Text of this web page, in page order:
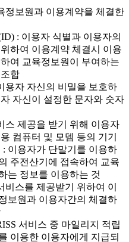
정보원과 이용계약을 체결한
: 이용자 식별과 이용자의
하여 이용계약 체결시 이용
여 교육정보원이 부여하는
합
용자 자신의 비밀을 보호하
자신이 설정한 문자와 숫자
제공을 받기 위해 이용자
컴퓨터 및 모뎀 등의 기기
이용자가 단말기를 이용하
주전산기에 접속하여 교육
는 정보를 이용하는 것
스를 제공받기 위하여 이
보원과 이용자간의 체결하
서비스 중 마일리지 적립
이용한 이용자에게 지급되